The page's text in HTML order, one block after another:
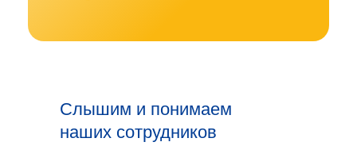
Слышим и понимаем
наших сотрудников